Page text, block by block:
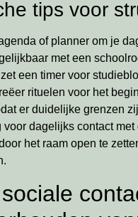
tips voor
of planner om je
met een
een timer voor
rituelen voor het
er duidelijke grenzen
voor dagelijks contact
het raam open te